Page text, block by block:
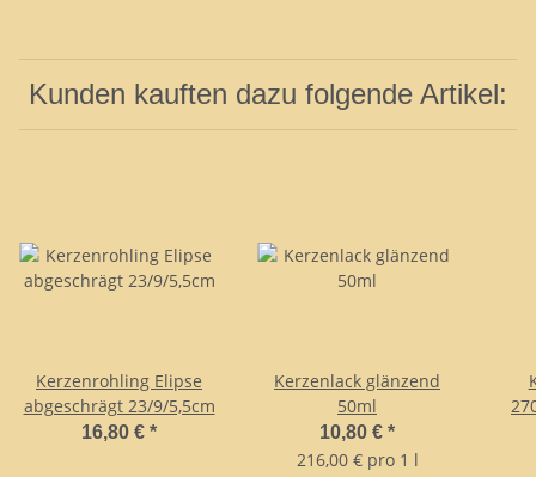
Kunden kauften dazu folgende Artikel:
Kerzenrohling Elipse
abgeschrägt 23/9/5,5cm
16,80 € *
Kerzenlack glänzend
50ml
10,80 € *
216,00 € pro 1 l